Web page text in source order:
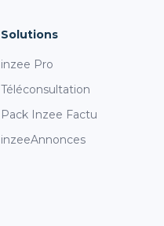
Solutions
inzee Pro
Téléconsultation
Pack Inzee Factu
inzeeAnnonces